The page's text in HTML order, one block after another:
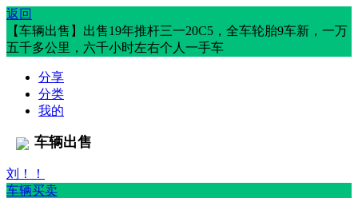
返回
【车辆出售】出售19年推杆三一20C5，全车轮胎9车新，一万
五千多公里，六千小时左右个人一手车
分享
分类
我的
车辆出售
刘！！
车辆买卖